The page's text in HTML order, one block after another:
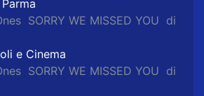
SORRY WE MISSED YOU di
e Cinema
SORRY WE MISSED YOU di